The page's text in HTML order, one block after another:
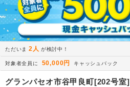
ただいま 2人 が検討中！
対象者全員に 50,000円 キャッシュバック
グランパセオ市谷甲良町[202号室]